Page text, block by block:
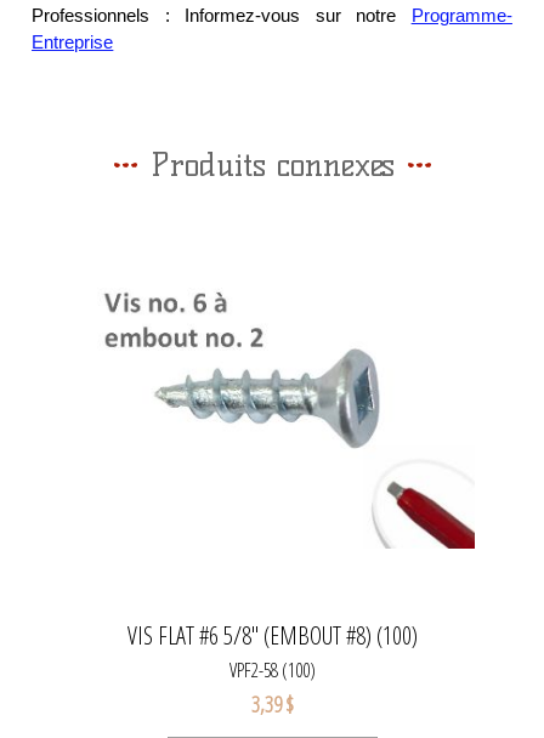
Professionnels : Informez-vous sur notre
Programme-
Entreprise
Produits connexes
VIS FLAT #6 5/8" (EMBOUT #8) (100)
VPF2-58 (100)
3,39 $